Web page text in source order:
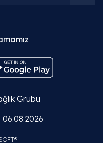
Grubu